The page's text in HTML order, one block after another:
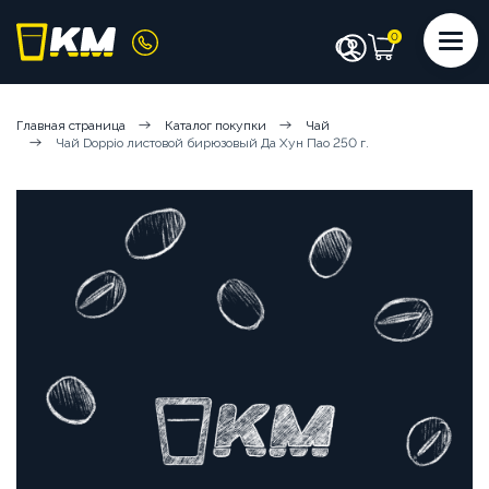
КОФЕМАШИНЫ
АКСЕССУАРЫ БАРИСТА
ПОСУДА И КРЫШКИ ЧАЙ
КОФЕМАШИНЫ НА СУХИХ ИНГРЕДИЕНТАХ
КОФЕМАШИНЫ НА ЦЕЛЬНОМ МОЛОКЕ
Главная страница Каталог покупки
Чай
Чай Doppio листовой бирюзовый Да Хун Пао 250 г.